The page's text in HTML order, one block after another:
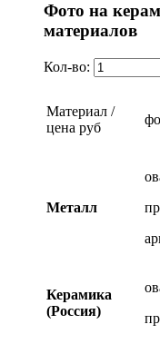
Фото на
материалов
Кол-во:
Материал /
цена руб
Металл
Керамика
(Россия)